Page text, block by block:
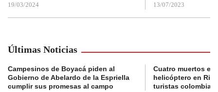
19/03/2024 13/07/2023
Últimas Noticias
Campesinos de Boyacá piden al
Gobierno de Abelardo de la Espriella
cumplir sus promesas al campo
Cuatro muertos en
helicóptero en
turistas